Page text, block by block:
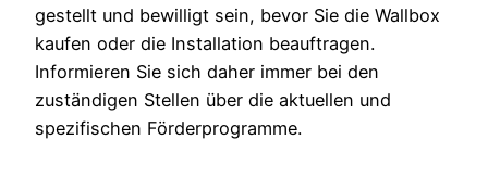
gestellt und bewilligt sein, bevor Sie die Wallbox
kaufen oder die Installation beauftragen.
Informieren Sie sich daher immer bei den
zuständigen Stellen über die aktuellen und
spezifischen Förderprogramme.